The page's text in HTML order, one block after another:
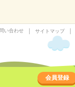
い合わせ サイトマップ
会員登録